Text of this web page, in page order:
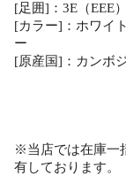
[足囲]：3E（EEE）
[カラー]：ホワイ
ー
[原産国]：カンボ
※当店では在庫一
有しております。